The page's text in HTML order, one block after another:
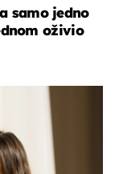
samo jedno
oživio